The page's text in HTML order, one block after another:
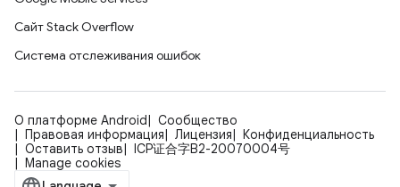
Сайт Stack Overflow
Система отслеживания ошибок
О платформе Android
Сообщество
Правовая информация
Лицензия
Конфиденциальность
Оставить отзыв
ICP证合字B2-20070004号
Manage cookies